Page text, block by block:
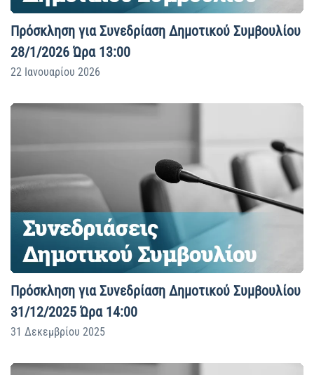
Πρόσκληση για Συνεδρίαση Δημοτικού Συμβουλίου
28/1/2026 Ώρα 13:00
22 Ιανουαρίου 2026
Πρόσκληση για Συνεδρίαση Δημοτικού Συμβουλίου
31/12/2025 Ώρα 14:00
31 Δεκεμβρίου 2025